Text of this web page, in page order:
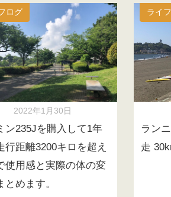
ログ
2022年1月30日
ン235Jを購入して1年
行距離3200キロを超え
使用感と実際の体の変
とめます。
ライ
ラン
走